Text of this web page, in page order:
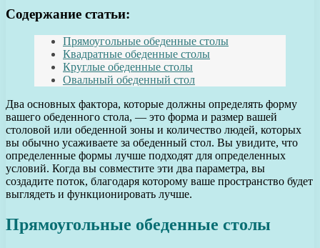
Содержание статьи:
Прямоугольные обеденные столы
Квадратные обеденные столы
Круглые обеденные столы
Овальный обеденный стол
Два основных фактора, которые должны определять форму
вашего обеденного стола, — это форма и размер вашей
столовой или обеденной зоны и количество людей, которых
вы обычно усаживаете за обеденный стол. Вы увидите, что
определенные формы лучше подходят для определенных
условий. Когда вы совместите эти два параметра, вы
создадите поток, благодаря которому ваше пространство будет
выглядеть и функционировать лучше.
Прямоугольные обеденные столы